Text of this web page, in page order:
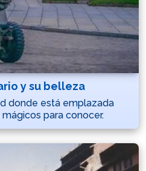
y su belleza
donde está emplazada
para conocer.